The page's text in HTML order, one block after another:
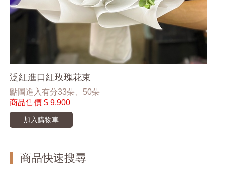
泛紅進口紅玫瑰花束
點圖進入有分33朵、50朵
商品售價 $ 9,900
加入購物車
商品快速搜尋